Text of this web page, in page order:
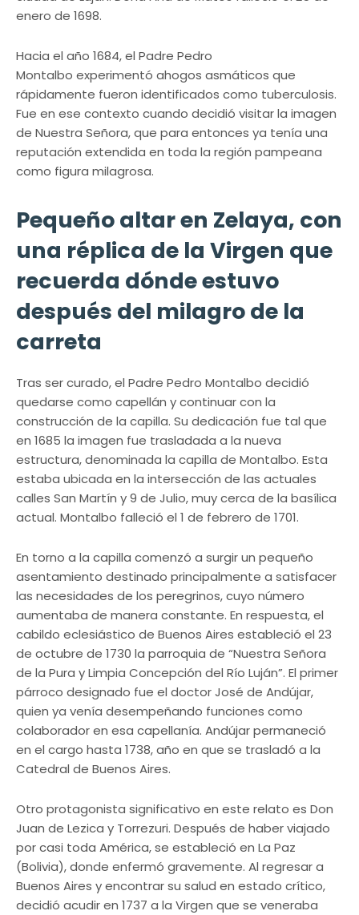
enero de 1698.
Hacia el año 1684, el Padre Pedro
Montalbo experimentó ahogos asmáticos que
rápidamente fueron identificados como tuberculosis.
Fue en ese contexto cuando decidió visitar la imagen
de Nuestra Señora, que para entonces ya tenía una
reputación extendida en toda la región pampeana
como figura milagrosa.
Pequeño altar en Zelaya, con
una réplica de la Virgen que
recuerda dónde estuvo
después del milagro de la
carreta
Tras ser curado, el Padre Pedro Montalbo decidió
quedarse como capellán y continuar con la
construcción de la capilla. Su dedicación fue tal que
en 1685 la imagen fue trasladada a la nueva
estructura, denominada la capilla de Montalbo. Esta
estaba ubicada en la intersección de las actuales
calles San Martín y 9 de Julio, muy cerca de la basílica
actual. Montalbo falleció el 1 de febrero de 1701.
En torno a la capilla comenzó a surgir un pequeño
asentamiento destinado principalmente a satisfacer
las necesidades de los peregrinos, cuyo número
aumentaba de manera constante. En respuesta, el
cabildo eclesiástico de Buenos Aires estableció el 23
de octubre de 1730 la parroquia de “Nuestra Señora
de la Pura y Limpia Concepción del Río Luján”. El primer
párroco designado fue el doctor José de Andújar,
quien ya venía desempeñando funciones como
colaborador en esa capellanía. Andújar permaneció
en el cargo hasta 1738, año en que se trasladó a la
Catedral de Buenos Aires.
Otro protagonista significativo en este relato es Don
Juan de Lezica y Torrezuri. Después de haber viajado
por casi toda América, se estableció en La Paz
(Bolivia), donde enfermó gravemente. Al regresar a
Buenos Aires y encontrar su salud en estado crítico,
decidió acudir en 1737 a la Virgen que se veneraba